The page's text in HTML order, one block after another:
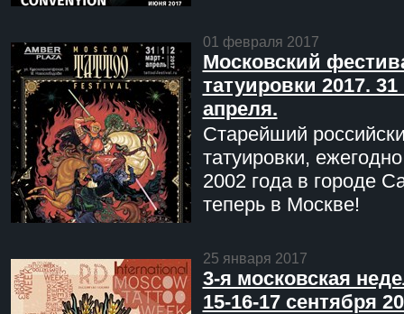
01 февраля 2017
Московский
татуировки 2017. 31
апреля.
Старейший
татуировки,
2002 года в городе
теперь в Москве!
25 января 2017
3-я московская
15-16-17 сентября